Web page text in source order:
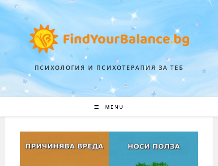
ПСИХОЛОГИЯ И ПСИХОТЕРАПИЯ ЗА ТЕБ
MENU